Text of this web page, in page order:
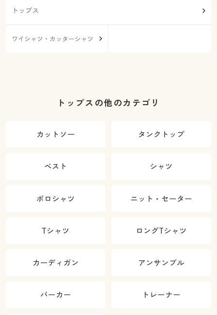
トップス
ワイシャツ・カッターシャツ
トップスの他のカテゴリ
カットソー タンクトップ
ベスト シャツ
ポロシャツ ニット・セーター
Tシャツ ロングTシャツ
カーディガン アンサンブル
パーカー トレーナー